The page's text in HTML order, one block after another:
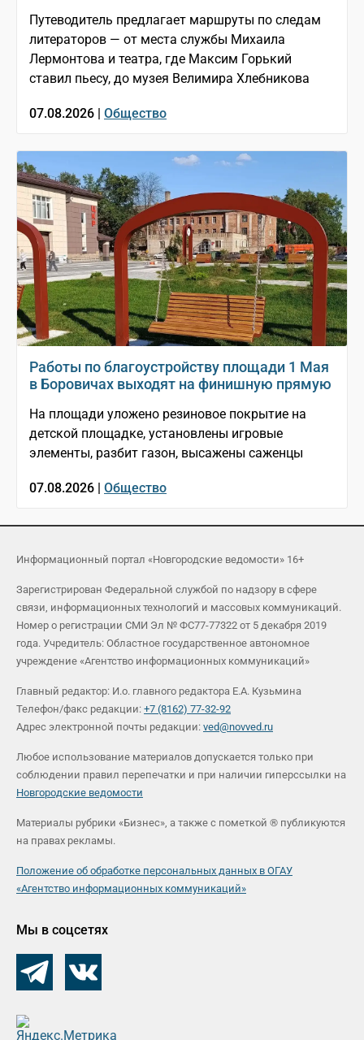
Путеводитель предлагает маршруты по следам
литераторов — от места службы Михаила
Лермонтова и театра, где Максим Горький
ставил пьесу, до музея Велимира Хлебникова
07.08.2026 | Общество
Работы по благоустройству площади 1 Мая
в Боровичах выходят на финишную прямую
На площади уложено резиновое покрытие на
детской площадке, установлены игровые
элементы, разбит газон, высажены саженцы
07.08.2026 | Общество
Информационный портал «Новгородские ведомости» 16+
Зарегистрирован Федеральной службой по надзору в сфере
связи, информационных технологий и массовых коммуникаций.
Номер о регистрации СМИ Эл № ФС77-77322 от 5 декабря 2019
года. Учредитель: Областное государственное автономное
учреждение «Агентство информационных коммуникаций»
Главный редактор: И.о. главного редактора Е.А. Кузьмина
Телефон/факс редакции: +7 (8162) 77-32-92
Адрес электронной почты редакции: ved@novved.ru
Любое использование материалов допускается только при
соблюдении правил перепечатки и при наличии гиперссылки на
Новгородские ведомости
Материалы рубрики «Бизнес», а также с пометкой ® публикуются
на правах рекламы.
Положение об обработке персональных данных в ОГАУ
«Агентство информационных коммуникаций»
Мы в соцсетях